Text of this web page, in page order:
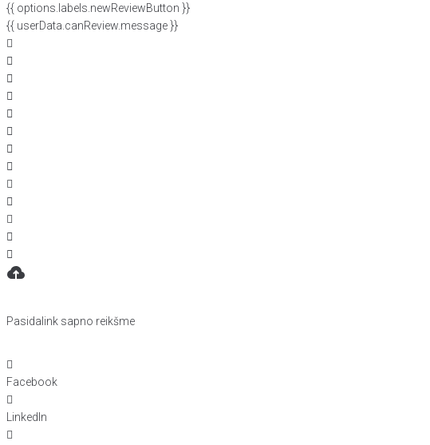
{{ options.labels.newReviewButton }}
{{ userData.canReview.message }}
Pasidalink sapno reikšme
Facebook
LinkedIn